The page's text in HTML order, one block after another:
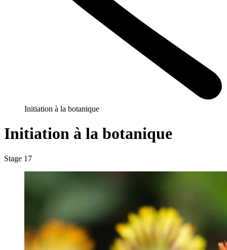
Initiation à la botanique
Initiation à la botanique
Stage 17